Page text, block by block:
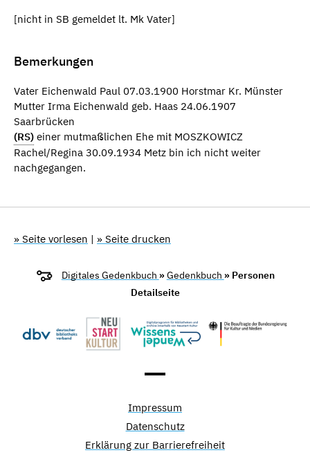
[nicht in SB gemeldet lt. Mk Vater]
Bemerkungen
Vater Eichenwald Paul 07.03.1900 Horstmar Kr. Münster
Mutter Irma Eichenwald geb. Haas 24.06.1907
Saarbrücken
(RS) einer mutmaßlichen Ehe mit MOSZKOWICZ
Rachel/Regina 30.09.1934 Metz bin ich nicht weiter
nachgegangen.
» Seite vorlesen | » Seite drucken
Digitales Gedenkbuch »Gedenkbuch » Personen
Detailseite
Impressum
Datenschutz
Erklärung zur Barrierefreiheit